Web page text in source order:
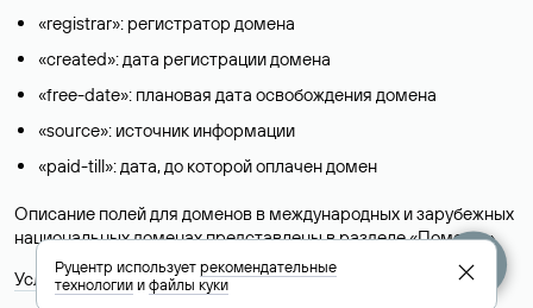
«registrar»: регистратор домена
«created»: дата регистрации домена
«free-date»: плановая дата освобождения домена
«source»: источник информации
«paid-till»: дата, до которой оплачен домен
Описание полей для доменов в международных и зарубежных
национальных доменах представлены в разделе «Помощь».
Условия использования Whois-сервиса
Руцентр используетрекомендательные
технологииифайлы куки